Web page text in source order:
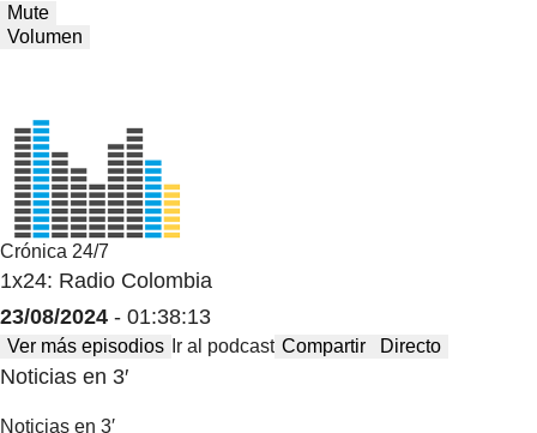
Mute
Volumen
Crónica 24/7
1x24: Radio Colombia
23/08/2024 - 01:38:13
Ver más episodios Ir al podcast Compartir Directo
Noticias en 3′
Noticias en 3′